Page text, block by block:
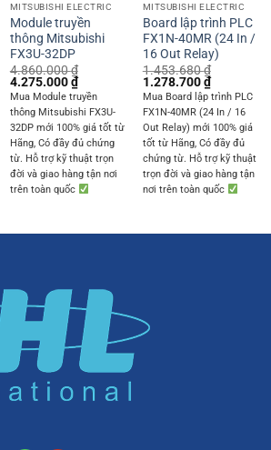
₫.
MITSUBISHI ELECTRIC
Module truyền
thông Mitsubishi
FX3U-32DP
4.860.000₫
Original
price
was:
4.860.000 ₫.
4.275.000₫Current
price
is:
4.275.000 ₫.
Mua Module truyền
thông Mitsubishi FX3U-
32DP mới 100% giá tốt từ
Hãng, Có đầy đủ chứng
từ. Hỗ trợ kỹ thuật trọn
đời và giao hàng tận nơi
trên toàn quốc
MITSUBISHI ELECTRIC
Board lập trình PLC
FX1N-40MR (24 In /
16 Out Relay)
1.453.680₫
Original
price
was:
1.453.680 ₫.
1.278.700₫Current
price
is:
1.278.700
Mua Board lập trình PLC
FX1N-40MR (24 In / 16
Out Relay) mới 100% giá
tốt từ Hãng, Có đầy đủ
chứng từ. Hỗ trợ kỹ thuật
trọn đời và giao hàng tận
nơi trên toàn quốc